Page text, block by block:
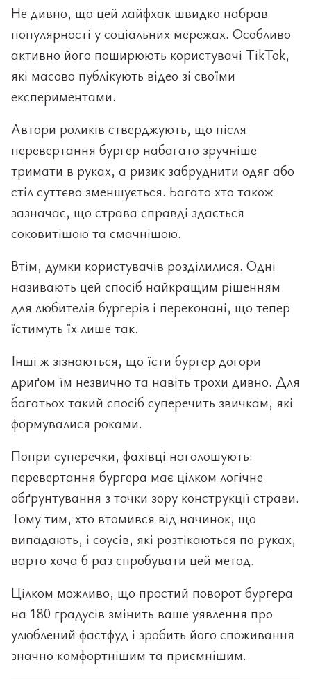
Не дивно, що цей лайфхак швидко набрав
популярності у соціальних мережах. Особливо
активно його поширюють користувачі TikTok,
які масово публікують відео зі своїми
експериментами.
Автори роликів стверджують, що після
перевертання бургер набагато зручніше
тримати в руках, а ризик забруднити одяг або
стіл суттєво зменшується. Багато хто також
зазначає, що страва справді здається
соковитішою та смачнішою.
Втім, думки користувачів розділилися. Одні
називають цей спосіб найкращим рішенням
для любителів бургерів і переконані, що тепер
їстимуть їх лише так.
Інші ж зізнаються, що їсти бургер догори
дриґом їм незвично та навіть трохи дивно. Для
багатьох такий спосіб суперечить звичкам, які
формувалися роками.
Попри суперечки, фахівці наголошують:
перевертання бургера має цілком логічне
обґрунтування з точки зору конструкції страви.
Тому тим, хто втомився від начинок, що
випадають, і соусів, які розтікаються по руках,
варто хоча б раз спробувати цей метод.
Цілком можливо, що простий поворот бургера
на 180 градусів змінить ваше уявлення про
улюблений фастфуд і зробить його споживання
значно комфортнішим та приємнішим.